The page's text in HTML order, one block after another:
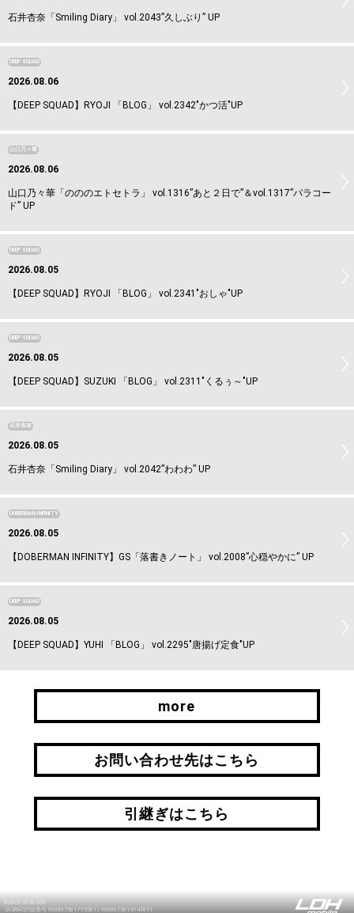
石井杏奈「Smiling Diary」 vol.2043”久しぶり” UP
DEEP SQUAD
2026.08.06
【DEEP SQUAD】RYOJI 「BLOG」 vol.2342"かつ活"UP
山口乃々華
2026.08.06
山口乃々華「のののエトセトラ」 vol.1316”あと２日で”＆vol.1317”パラコー
ド” UP
DEEP SQUAD
2026.08.05
【DEEP SQUAD】RYOJI 「BLOG」 vol.2341"おしゃ"UP
DEEP SQUAD
2026.08.05
【DEEP SQUAD】SUZUKI 「BLOG」 vol.2311"くるぅ～"UP
石井杏奈
2026.08.05
石井杏奈「Smiling Diary」 vol.2042”わわわ” UP
DOBERMAN INFINITY
2026.08.05
【DOBERMAN INFINITY】GS「落書きノート」 vol.2008”心穏やかに” UP
DEEP SQUAD
2026.08.05
【DEEP SQUAD】YUHI 「BLOG」 vol.2295"唐揚げ定食"UP
more
more
お問い合わせ先はこちら
お問い合わせ先はこちら
引継ぎはこちら
引継ぎはこちら
©2009-2026 LDH
JASRAC許諾番号 9008675017Y55011 9008675014Y41011